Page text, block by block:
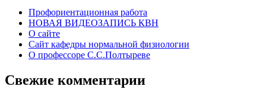
Профориентационная работа
НОВАЯ ВИДЕОЗАПИСЬ КВН
О сайте
Сайт кафедры нормальной физиологии
О профессоре С.С.Полтыреве
Свежие комментарии